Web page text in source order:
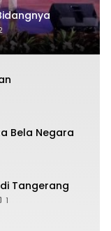
Bela Negara
Tangerang
1